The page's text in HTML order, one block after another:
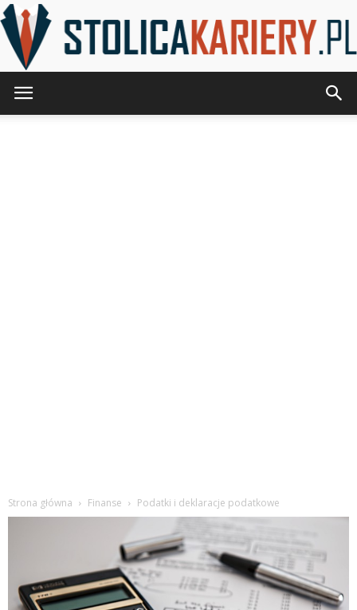
Strona główna Finanse Podatki i deklaracje podatkowe